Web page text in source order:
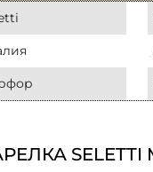
SELETTI